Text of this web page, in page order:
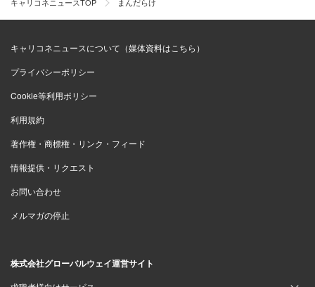
キャリコネニュースについて（媒体資料はこちら）
プライバシーポリシー
Cookie等利用ポリシー
利用規約
著作権・商標権・リンク・フィード
情報提供・リクエスト
お問い合わせ
メルマガの停止
株式会社グローバルウェイ運営サイト